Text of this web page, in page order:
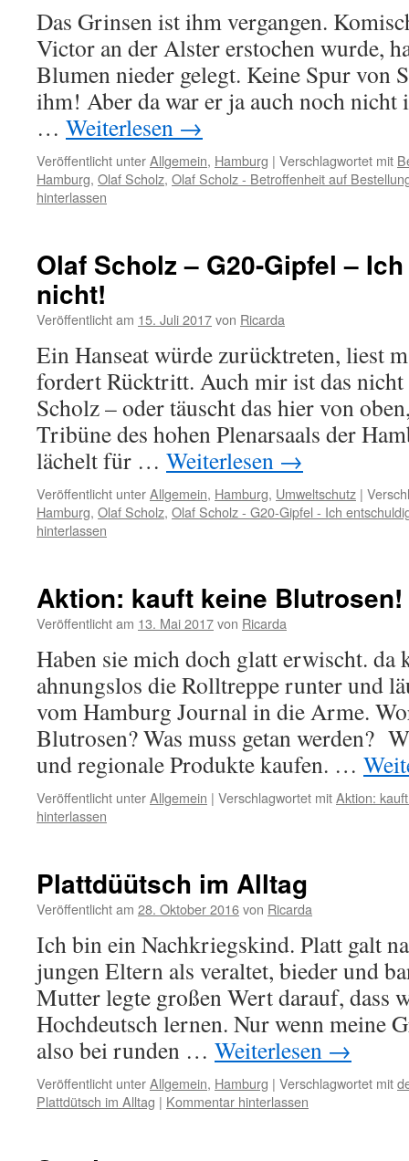
Das Grinsen ist ihm vergangen.
Victor an der Alster erstochen wurde,
Blumen nieder gelegt. Keine Spur von
ihm! Aber da war er ja auch noch
… Weiterlesen →
Veröffentlicht unterAllgemein, Hamburg | Verschlagwortet mit
Hamburg, Olaf Scholz, Olaf Scholz - Betroffenheit auf
hinterlassen
Olaf Scholz – G20-Gipfel –
nicht!
Veröffentlicht am 15. Juli 2017von Ricarda
Ein Hanseat würde zurücktreten, liest
fordert Rücktritt. Auch mir ist das nicht
Scholz – oder täuscht das hier von
Tribüne des hohen Plenarsaals der
lächelt für … Weiterlesen →
Veröffentlicht unterAllgemein, Hamburg, Umweltschutz |
Hamburg, Olaf Scholz, Olaf Scholz - G20-Gipfel - Ich
hinterlassen
Aktion: kauft keine Blutrosen!
Veröffentlicht am 13. Mai 2017von Ricarda
Haben sie mich doch glatt erwischt. da
ahnungslos die Rolltreppe runter und
vom Hamburg Journal in die Arme.
Blutrosen? Was muss getan werden?
und regionale Produkte kaufen. …
Veröffentlicht unterAllgemein | Verschlagwortet mitAktion:
hinterlassen
Plattdüütsch im Alltag
Veröffentlicht am 28. Oktober 2016von Ricarda
Ich bin ein Nachkriegskind. Platt galt
jungen Eltern als veraltet, bieder und
Mutter legte großen Wert darauf, dass
Hochdeutsch lernen. Nur wenn meine
also bei runden … Weiterlesen →
Veröffentlicht unterAllgemein, Hamburg | Verschlagwortet mit
Plattdütsch im Alltag | Kommentar hinterlassen